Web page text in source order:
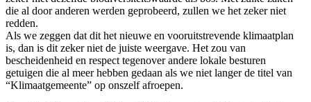
die al door anderen werden geprobeerd, zullen we het zeker niet
redden.
Als we zeggen dat dit het nieuwe en vooruitstrevende klimaatplan
is, dan is dit zeker niet de juiste weergave. Het zou van
bescheidenheid en respect tegenover andere lokale besturen
getuigen die al meer hebben gedaan als we niet langer de titel van
“Klimaatgemeente” op onszelf afroepen.